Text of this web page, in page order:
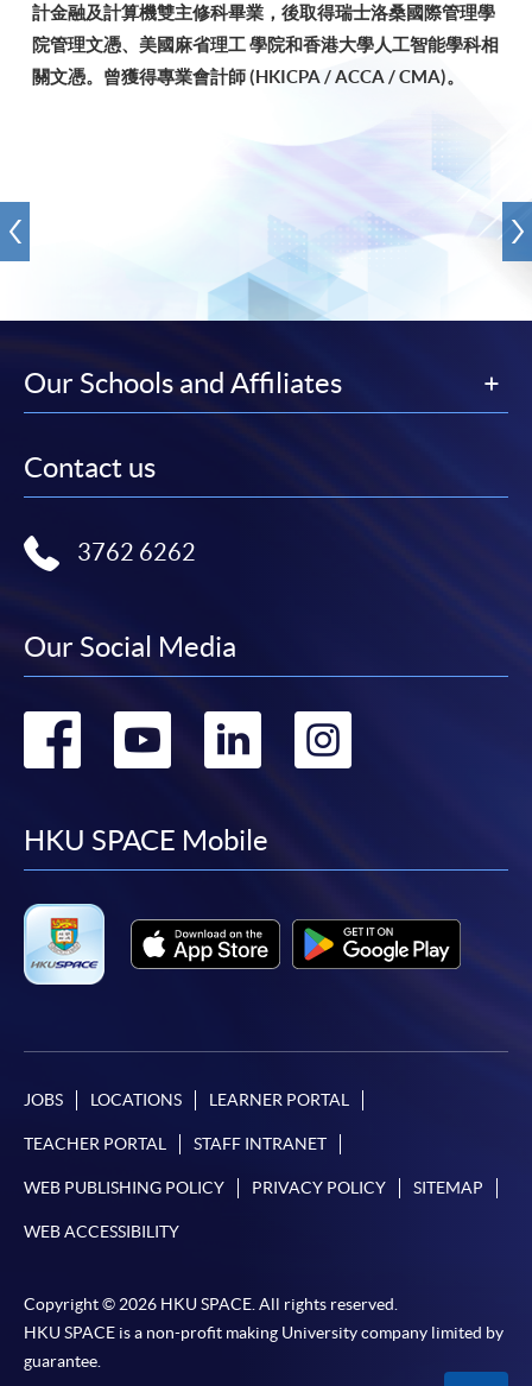
計金融及計算機雙主修科畢業，後取得瑞士洛桑國際管理學
院管理文憑、美國麻省理工 學院和香港大學人工智能學科相
關文憑。曾獲得專業會計師 (HKICPA / ACCA / CMA)。
Our Schools and Affiliates
Contact us
3762 6262
Our Social Media
Go
facebook
Go
youtube
Go
linkedin
HKU SPACE Mobile
JOBS LOCATIONS LEARNER PORTAL
TEACHER PORTAL STAFF INTRANET
WEB PUBLISHING POLICY PRIVACY POLICY SITEMAP
WEB ACCESSIBILITY
Copyright © 2026 HKU SPACE. All rights reserved.
HKU SPACE is a non-profit making University company limited by
guarantee.